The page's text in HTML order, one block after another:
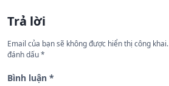
ớ
n
g
b
Trả lời
Email của bạn sẽ không được hiển thị công khai.
đánh dấu*
Bình luận *